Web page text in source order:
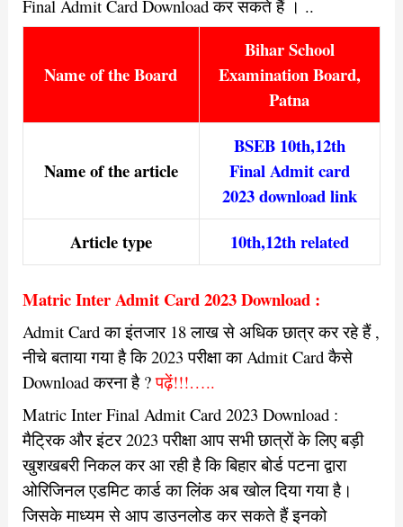
Final Admit Card Download कर सकते हैं । ..
Name of the Board
Bihar School
Examination Board,
Patna
Name of the article
BSEB 10th,12th
Final Admit card
2023 download link
Article type
10th,12th related
Matric Inter Admit Card 2023 Download :
Admit Card का इंतजार 18 लाख से अधिक छात्र कर रहे हैं ,
नीचे बताया गया है कि 2023 परीक्षा का Admit Card कैसे
Download करना है ?पढ़ें!!!…..
Matric Inter Final Admit Card 2023 Download :
मैट्रिक और इंटर 2023 परीक्षा आप सभी छात्रों के लिए बड़ी
खुशखबरी निकल कर आ रही है कि बिहार बोर्ड पटना द्वारा
ओरिजिनल एडमिट कार्ड का लिंक अब खोल दिया गया है।
जिसके माध्यम से आप डाउनलोड कर सकते हैं इनको